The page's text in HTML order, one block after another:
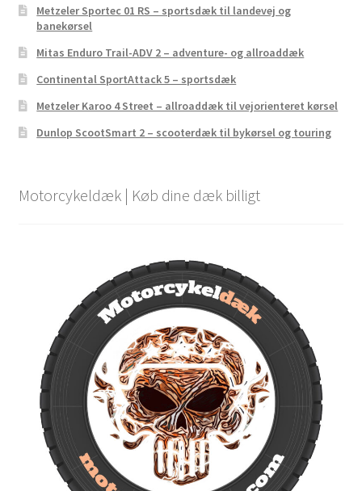
Metzeler Sportec 01 RS – sportsdæk til landevej og
banekørsel
Mitas Enduro Trail-ADV 2 – adventure- og allroaddæk
Continental SportAttack 5 – sportsdæk
Metzeler Karoo 4 Street – allroaddæk til vejorienteret kørsel
Dunlop ScootSmart 2 – scooterdæk til bykørsel og touring
Motorcykeldæk | Køb dine dæk billigt